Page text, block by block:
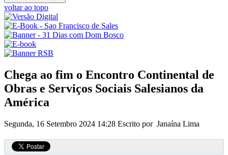
voltar ao topo
Chega ao fim o Encontro Continental de
Obras e Serviços Sociais Salesianos da
América
Segunda, 16 Setembro 2024 14:28 Escrito por Janaína Lima